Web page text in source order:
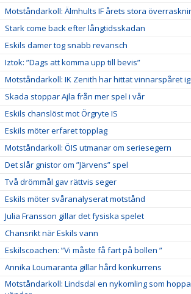
Motståndarkoll: Älmhults IF årets stora
Stark come back efter långtidsskadan
Eskils damer tog snabb revansch
Iztok: ”Dags att komma upp till bevis”
Motståndarkoll: IK Zenith har hittat vinnarspåret
Skada stoppar Ajla från mer spel i vår
Eskils chanslöst mot Örgryte IS
Eskils möter erfaret topplag
Motståndarkoll: ÖIS utmanar om seriesegern
Det slår gnistor om ”Järvens” spel
Två drömmål gav rättvis seger
Eskils möter svåranalyserat motstånd
Julia Fransson gillar det fysiska spelet
Chansrikt när Eskils vann
Eskilscoachen: ”Vi måste få fart på bollen ”
Annika Loumaranta gillar hård konkurrens
Motståndarkoll: Lindsdal en nykomling som